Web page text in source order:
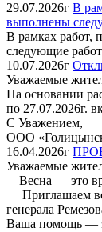
29.07.2026г В
выполнены
В рамках работ,
следующие
10.07.2026г
Уважаемые
На основании
по 27.07.2026г.
С Уважением,
ООО
16.04.2026г
Уважаемые
Весна — это
Приглашаем
генерала
Ваша помощь —